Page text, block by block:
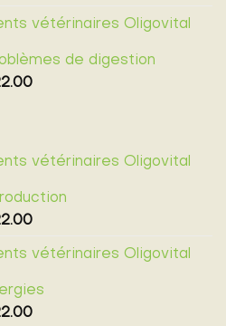
vétérinaires Oligovital
de digestion
vétérinaires Oligovital
vétérinaires Oligovital